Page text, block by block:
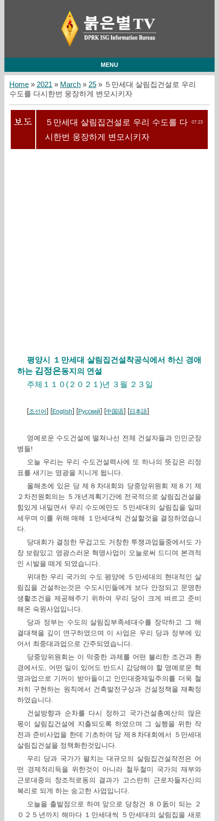
MENU
Home» 2021 » March » 25» ５만세대 살림집건설로 우리
수도를 다시한번 웅장하게 변모시키자
07:23
５만세대 살림집건설로 우리 수도를 다
시한번 웅장하게 변모시키자
평양시 １만세대 살림집건설착공식에서 하신 경애
하는 김정은동지의 연설
주체１１０(２０２１)년 ３월 ２３일
[조선어] [English] [Русский] [中国语] [日本語]
영예로운 수도건설에 떨쳐나선 전체 건설자들과 인민군장
병들!
오늘 우리는 우리 수도건설력사에 또 하나의 뜻깊은 리정
표를 새기는 영광을 지니게 됩니다.
올해초에 있은 당 제８차대회와 당중앙위원회 제８기 제
２차전원회의는 ５개년계획기간에 전국적으로 살림집건설을
힘있게 내밀면서 우리 수도에만도 ５만세대의 살림집을 일떠
세우며 이를 위해 매해 １만세대씩 건설할것을 결정하였습니
다.
당대회가 결정한 무겁고도 거창한 투쟁과업들중에서도 가
장 보람있고 영광스러운 혁명사업이 오늘로써 드디여 본격적
인 시발을 떼게 되였습니다.
위대한 우리 국가의 수도 평양에 ５만세대의 현대적인 살
림집을 건설하는것은 수도시민들에게 보다 안정되고 문명한
생활조건을 제공해주기 위하여 우리 당이 크게 벼르고 준비
해온 숙원사업입니다.
당과 정부는 수도의 살림집부족세대수를 장악하고 그 해
결대책을 깊이 연구하였으며 이 사업은 우리 당과 정부에 있
어서 최중대과업으로 간주되였습니다.
당중앙위원회는 이 막중한 과제를 어떤 불리한 조건과 환
경에서도, 어떤 일이 있어도 반드시 감당해야 할 영예로운 혁
명과업으로 기꺼이 받아들이고 인민대중제일주의를 더욱 철
저히 구현하는 원칙에서 건축발전구상과 건설정책을 재확정
하였습니다.
건설방향과 순차를 다시 정하고 국가건설총예산의 많은
몫이 살림집건설에 지출되도록 하였으며 그 실행을 위한 작
전과 준비사업을 한데 기초하여 당 제８차대회에서 ５만세대
살림집건설을 정책화한것입니다.
우리 당과 국가가 펼치는 대규모의 살림집건설작전은 어
떤 경제적리득을 위한것이 아니라 철두철미 국가의 재부와
근로대중의 창조적로동의 결과가 고스란히 근로자들자신의
복리로 되게 하는 숭고한 사업입니다.
오늘을 출발점으로 하여 앞으로 당창건 ８０돐이 되는 ２
０２５년까지 해마다 １만세대씩 ５만세대의 살림집을 새로